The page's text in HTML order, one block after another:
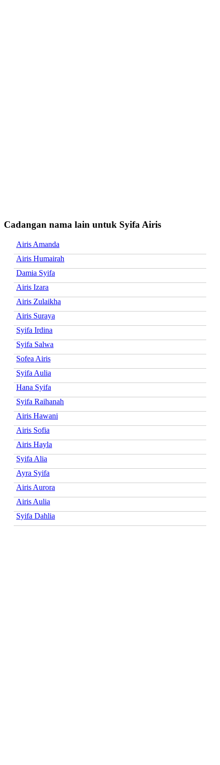
Cadangan nama lain untuk Syifa Airis
Airis Amanda
Airis Humairah
Damia Syifa
Airis Izara
Airis Zulaikha
Airis Suraya
Syifa Irdina
Syifa Salwa
Sofea Airis
Syifa Aulia
Hana Syifa
Syifa Raihanah
Airis Hawani
Airis Sofia
Airis Hayla
Syifa Alia
Ayra Syifa
Airis Aurora
Airis Aulia
Syifa Dahlia